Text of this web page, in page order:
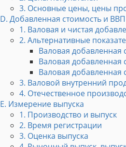
3. Основные цены, цены
D. Добавленная стоимость и ВВП
1. Валовая и чистая
2. Альтернативные
Валовая добавленная
Валовая добавленная
Валовая добавленная
3. Валовой внутренний
4. Отечественное
Е. Измерение выпуска
1. Производство и выпуск
2. Время регистрации
3. Оценка выпуска